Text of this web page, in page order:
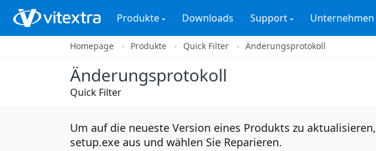
Produkte Downloads Support Unternehmen
Homepage Produkte Quick Filter Änderungsprotokoll
Änderungsprotokoll
Quick Filter
Um auf die neueste Version eines Produkts zu aktualisieren,
setup.exe aus und wählen Sie Reparieren.